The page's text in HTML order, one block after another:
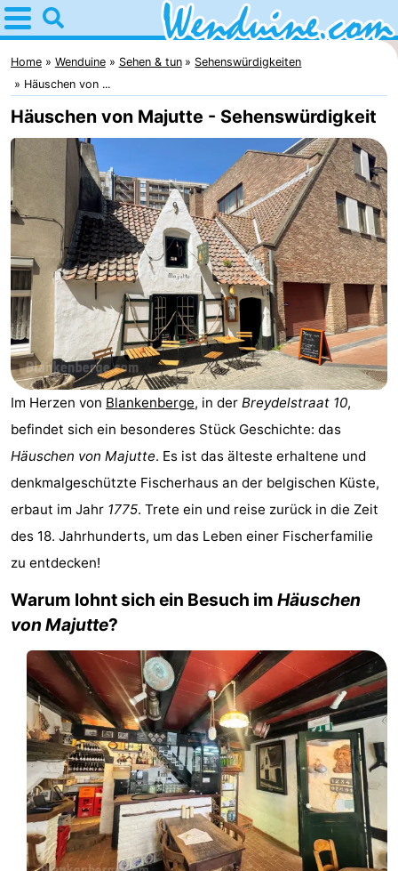
Home
Wenduine
Tipps
Für
kindern
Übernachten
Appartements
-
Residentie
Green
Garden
-
Seaside
Blankenberge
Campingplätze
Ferienhäuser
-
Beachside
-
Blankenberger
Duinen
Center
De
Haan
Hotels
(mit
Frühstück)
Lastminutes
Strand
Sehen
tun
Museen
Denkmäler
Aussichtspunkte
Attraktionen
Home Wenduine Sehen & tun
Sehenswürdigkeiten
Häuschen von ...
Häuschen von Majutte - Sehenswürdigkeit
Im Herzen von Blankenberge, in der Breydelstraat 10,
befindet sich ein besonderes Stück Geschichte: das
Häuschen von Majutte. Es ist das älteste erhaltene und
denkmalgeschützte Fischerhaus an der belgischen Küste,
erbaut im Jahr 1775. Trete ein und reise zurück in die Zeit
des 18. Jahrhunderts, um das Leben einer Fischerfamilie
zu entdecken!
Warum lohnt sich ein Besuch im Häuschen
von Majutte?